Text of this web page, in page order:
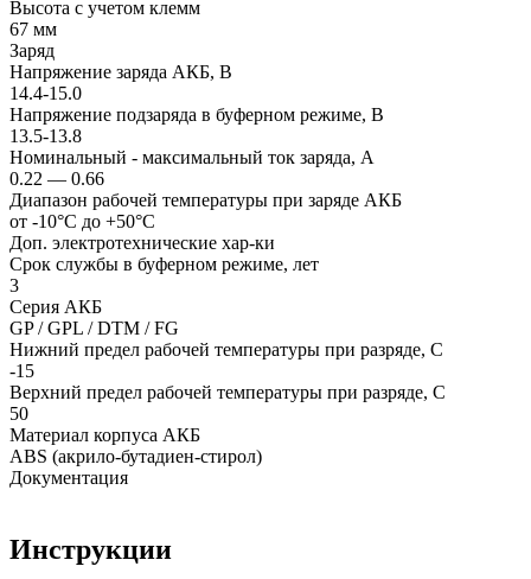
Высота с учетом клемм
67 мм
Заряд
Напряжение заряда АКБ, В
14.4-15.0
Напряжение подзаряда в буферном режиме, В
13.5-13.8
Номинальный - максимальный ток заряда, А
0.22 — 0.66
Диапазон рабочей температуры при заряде АКБ
от -10°С до +50°С
Доп. электротехнические хар-ки
Срок службы в буферном режиме, лет
3
Серия АКБ
GP / GPL / DTM / FG
Нижний предел рабочей температуры при разряде, С
-15
Верхний предел рабочей температуры при разряде, С
50
Материал корпуса АКБ
ABS (акрило-бутадиен-стирол)
Документация
Инструкции